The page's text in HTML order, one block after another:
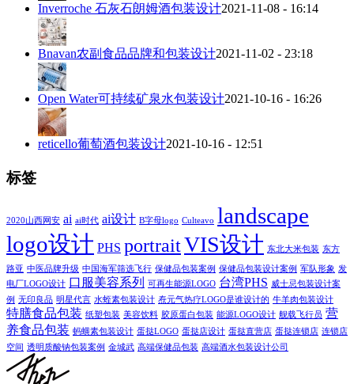
Inverroche 石灰石朗姆酒包装设计2021-11-08 - 16:14
Bnavan农副食品品牌和包装设计2021-11-02 - 23:18
Open Water可持续矿泉水包装设计2021-10-16 - 16:26
reticello葡萄酒包装设计2021-10-16 - 12:51
标签
2020山西网安 ai ai时代 ai设计 B字母logo Culteavo landscape
logo设计 PHS portraitVIS设计 东北大米包装 东方
路亚 中医品牌升级 中国海军筛选飞行 保健品包装案例 保健品包装设计案例 军队形象 发
电厂LOGO设计 口服美容系列 可再生能源LOGO 台湾PHS 威士忌包装设计案
例 无印良品 明星代言 水蛭素包装设计 焘元气热疗LOGO是谁设计的 牛羊肉包装设计
特膳食品包装 纸塑包装 美容饮料 胶原蛋白包装 能源LOGO设计 舰载飞行员 营
养食品包装 蚂蟥素包装设计 蛋挞LOGO 蛋挞店设计 蛋挞直营店 蛋挞连锁店 连锁店
空间
透明质酸钠包装案例 金城武 高端保健品包装 高端酒水包装设计公司